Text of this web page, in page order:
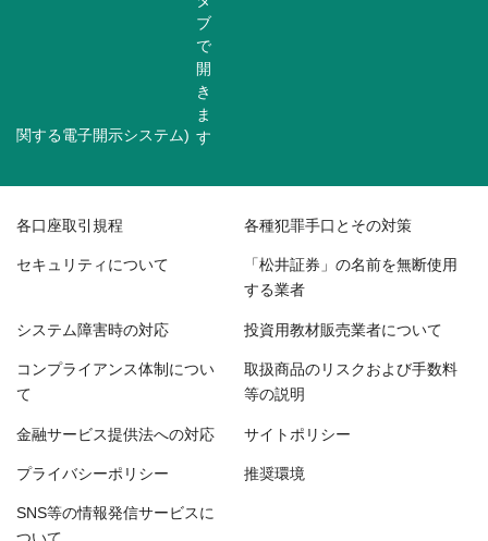
関する電子開示システム)
各口座取引規程 各種犯罪手口とその対策
セキュリティについて 「松井証券」の名前を無断使用
する業者
システム障害時の対応 投資用教材販売業者について
コンプライアンス体制につい
て
取扱商品のリスクおよび手数料
等の説明
金融サービス提供法への対応 サイトポリシー
プライバシーポリシー 推奨環境
SNS等の情報発信サービスに